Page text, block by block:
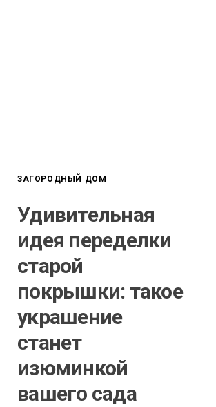
ЗАГОРОДНЫЙ ДОМ
Удивительная
идея переделки
старой
покрышки: такое
украшение
станет
изюминкой
вашего сада